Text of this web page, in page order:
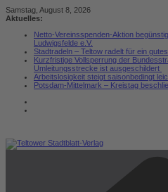
Zum
Inhalt
Samstag, August 8, 2026
Aktuelles:
Netto-Vereinsspenden-Aktion
Ludwigsfelde e.V.
Stadtradeln – Teltow radelt für ein
Kurzfristige Vollsperrung der
Umleitungsstrecke ist ausgeschildert
Arbeitslosigkeit steigt saisonbedingt
Potsdam-Mittelmark – Kreistag